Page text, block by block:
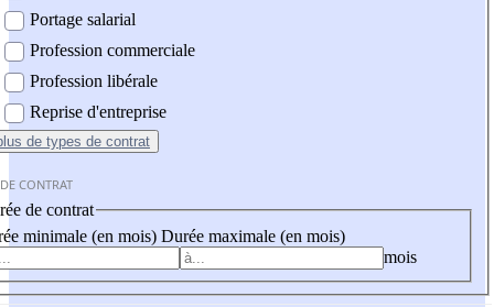
Portage salarial
Profession commerciale
Profession libérale
Reprise d'entreprise
de types de contrat
CONTRAT
de contrat
minimale (en mois) Durée maximale (en mois)
mois